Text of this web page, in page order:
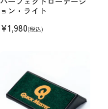
ョン・ライト
¥1,980(税込)